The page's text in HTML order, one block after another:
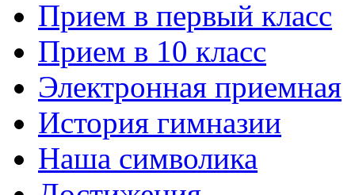
Прием в первый класс
Прием в 10 класс
Электронная приемная
История гимназии
Наша символика